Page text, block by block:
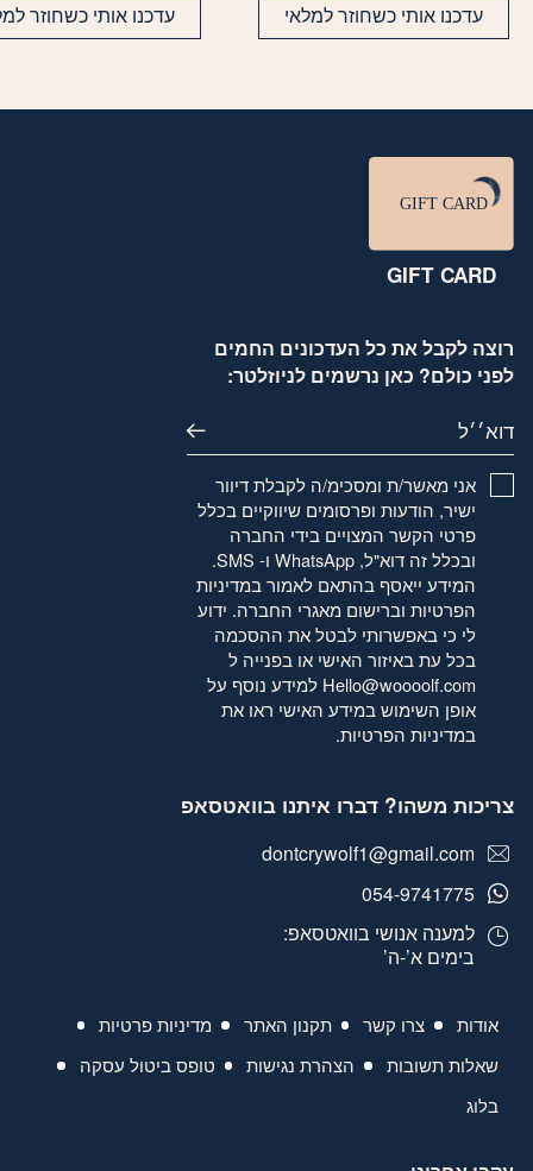
עדכנו אותי כשחוזר למלאי
עדכנו אותי כשחוזר
רוצה לקבל את כל העדכונים החמים
לפני כולם? כאן נרשמים לניוזלטר:
דוא׳׳ל
אני מאשר/ת ומסכימ/ה לקבלת דיוור
ישיר, הודעות ופרסומים שיווקיים בכלל
פרטי הקשר המצויים בידי החברה
ובכלל זה דוא"ל, WhatsApp ו- SMS.
המידע ייאסף בהתאם לאמורבמדיניות
הפרטיותוברישום מאגרי החברה. ידוע
לי כי באפשרותי לבטל את ההסכמה
בכל עת באיזור האישי או בפנייה ל
Hello@woooolf.com למידע נוסף על
אופן השימוש במידע האישי ראו את
במדיניות הפרטיות.
אודות צרו קשר תקנון האתר
מדיניות פרטיות
שאלות תשובות
הצהרת נגישות
טופס ביטול עסקה
בלוג
צריכות משהו? דברו איתנו בוואטסאפ
dontcrywolf1@gmail.com
054-9741775
למענה אנושי בוואטסאפ:
בימים א’-ה’
GIFT CARD